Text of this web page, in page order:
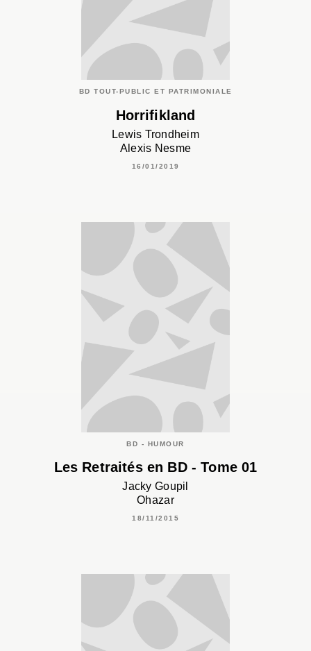
BD TOUT-PUBLIC ET PATRIMONIALE
Horrifikland
Lewis Trondheim
Alexis Nesme
16/01/2019
BD - HUMOUR
Les Retraités en BD - Tome 01
Jacky Goupil
Ohazar
18/11/2015